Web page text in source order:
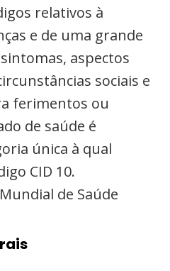
relativos à
e de uma grande
aspectos
sociais e
ferimentos ou
de saúde é
única à qual
CID 10.
de Saúde